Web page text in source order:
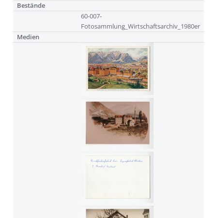
Bestände
60-007-
Fotosammlung_Wirtschaftsarchiv_1980er
Medien